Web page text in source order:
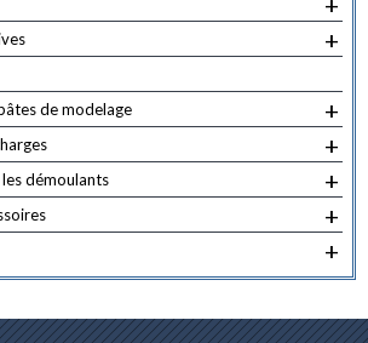
+
+
de modelage
+
+
démoulants
+
+